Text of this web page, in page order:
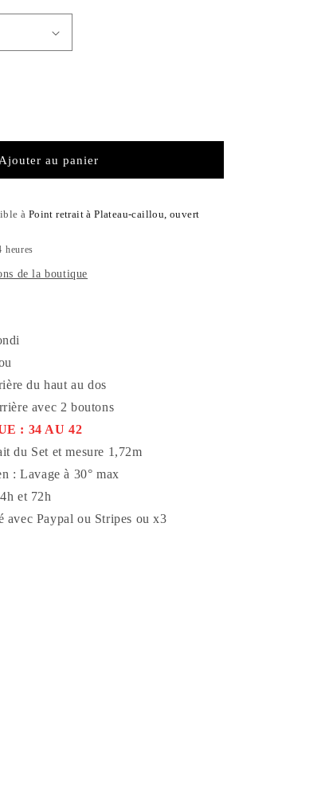
Ajouter au panier
à Point retrait à Plateau-caillou, ouvert
heures
de la boutique
du haut au dos
avec 2 boutons
: 34 AU 42
du Set et mesure 1,72m
: Lavage à 30° max
et 72h
avec Paypal ou Stripes ou x3